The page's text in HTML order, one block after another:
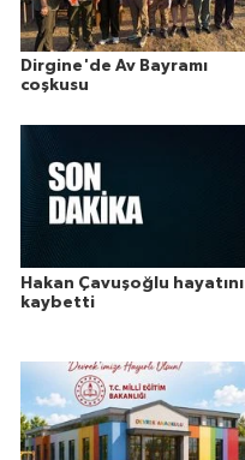
Dirgine'de Av Bayramı
coşkusu
Hakan Çavuşoğlu hayatını
kaybetti